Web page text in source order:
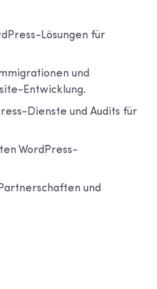
Lösungen für
und
Entwicklung.
Dienste und Audits für
WordPress-
und